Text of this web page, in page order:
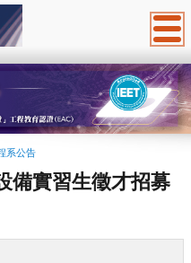
系公告
備實習生徵才招募